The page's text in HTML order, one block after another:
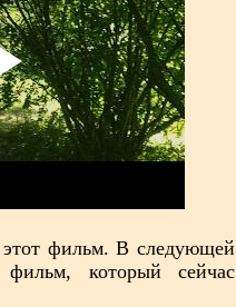
этот фильм. В следующей
который сейчас